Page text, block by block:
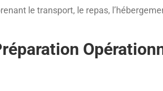
le transport, le repas,